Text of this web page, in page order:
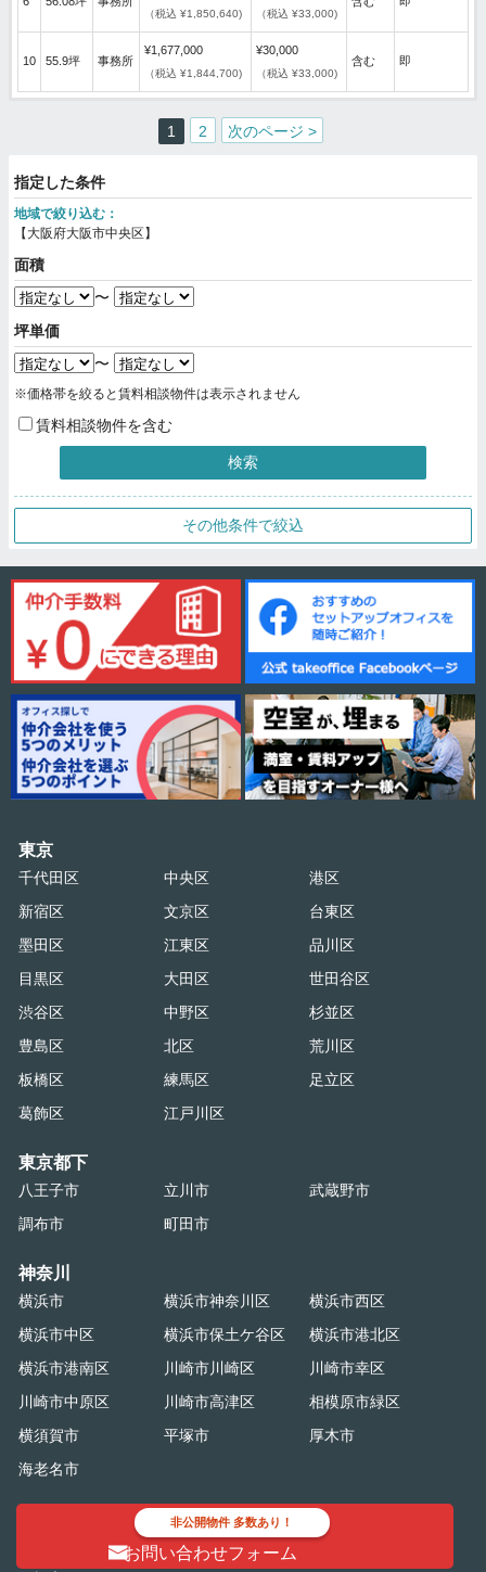
（税込 ¥1,850,640) （税込 ¥33,000)
10 55.9坪 事務所
¥1,677,000
（税込 ¥1,844,700)
¥30,000
（税込 ¥33,000)
含む 即
1 2 次のページ >
指定した条件
地域で絞り込む：
【大阪府大阪市中央区】
面積
〜
坪単価
〜
※価格帯を絞ると賃料相談物件は表示されません
賃料相談物件を含む
検索
その他条件で絞込
東京
千代田区 中央区
港区
新宿区
文京区
台東区
墨田区
江東区
品川区
目黒区
大田区
世田谷区
渋谷区
中野区
杉並区
豊島区
北区
荒川区
板橋区
練馬区
足立区
葛飾区
江戸川区
東京都下
八王子市 立川市
武蔵野市
調布市
町田市
神奈川
横浜市 横浜市神奈川区
横浜市西区
横浜市中区
横浜市保土ケ谷区
横浜市港北区
横浜市港南区
川崎市川崎区
川崎市幸区
川崎市中原区
川崎市高津区
相模原市緑区
横須賀市
平塚市
厚木市
海老名市
千葉市中央区
千葉市美浜区
非公開物件 多数あり！
お問い合わせフォーム